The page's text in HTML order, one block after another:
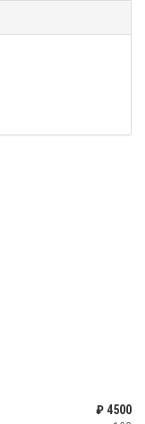
₽ 4500